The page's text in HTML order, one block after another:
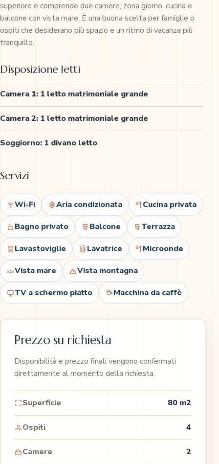
superiore e comprende due camere, zona giorno, cucina e
balcone con vista mare. È una buona scelta per famiglie o
ospiti che desiderano più spazio e un ritmo di vacanza più
tranquillo.
Disposizione letti
Camera 1: 1 letto matrimoniale grande
Camera 2: 1 letto matrimoniale grande
Soggiorno: 1 divano letto
Servizi
Wi-Fi Aria condizionata Cucina privata
Bagno privato Balcone Terrazza
Lavastoviglie Lavatrice Microonde
Vista mare Vista montagna
TV a schermo piatto Macchina da caffè
Prezzo su richiesta
Disponibilità e prezzo finali vengono confermati
direttamente al momento della richiesta.
Superficie 80 m2
Ospiti 4
Camere 2